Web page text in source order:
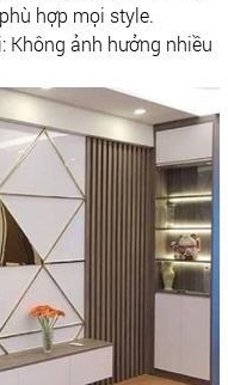
hợp mọi style.
ảnh hưởng nhiều